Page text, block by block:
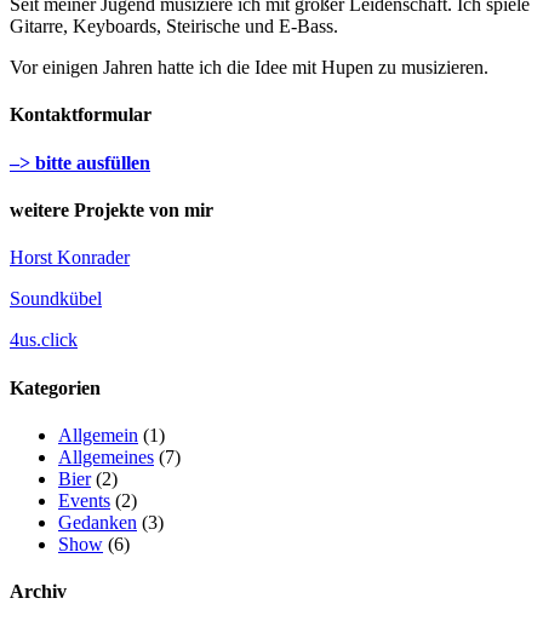
Seit meiner Jugend musiziere ich mit großer Leidenschaft. Ich spiele
Gitarre, Keyboards, Steirische und E-Bass.
Vor einigen Jahren hatte ich die Idee mit Hupen zu musizieren.
Kontaktformular
–> bitte ausfüllen
weitere Projekte von mir
Horst Konrader
Soundkübel
4us.click
Kategorien
Allgemein (1)
Allgemeines (7)
Bier(2)
Events (2)
Gedanken (3)
Show (6)
Archiv